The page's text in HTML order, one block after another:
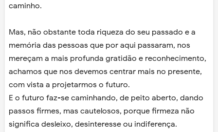
caminho.
Mas, não obstante toda riqueza do seu passado e a
memória das pessoas que por aqui passaram, nos
mereçam a mais profunda gratidão e reconhecimento,
achamos que nos devemos centrar mais no presente,
com vista a projetarmos o futuro.
E o futuro faz-se caminhando, de peito aberto, dando
passos firmes, mas cautelosos, porque firmeza não
significa desleixo, desinteresse ou indiferença.